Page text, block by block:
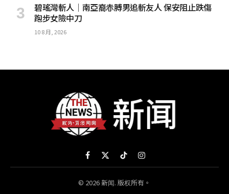
碧瑤灣斬人│南亞裔赤膊男追斬友人 保安阻止跌傷
跑步女險中刀
10 8 月, 2026
Facebook
X
(Twitter)
TikTokInstagram
© 2026 新闻. 版权所有。